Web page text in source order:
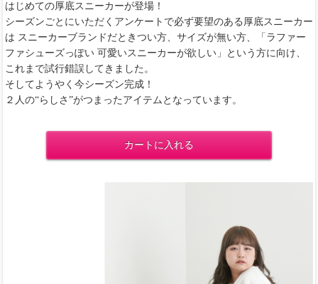
はじめての厚底スニーカーが登場！
シーズンごとにいただくアンケートで必ず要望のある厚底スニーカー
は スニーカーブランドだときつい方、サイズが無い方、「ラファー
ファシューズっぽい 可愛いスニーカーが欲しい」という方に向け、
これまで試行錯誤してきました。
そしてようやく今シーズン完成！
２人の“らしさ”がつまったアイテムとなっています。
カートに入れる